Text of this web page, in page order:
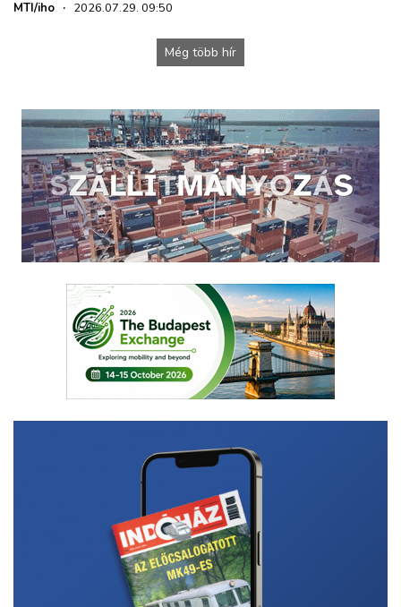
MTI/iho · 2026.07.29. 09:50
Még több hír